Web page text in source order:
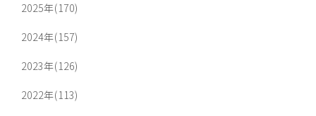
2025年(170)
2024年(157)
2023年(126)
2022年(113)